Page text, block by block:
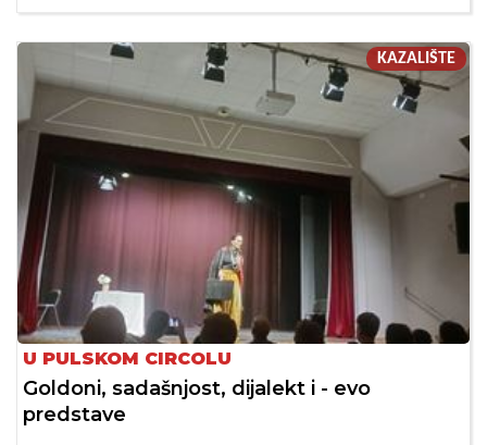
KAZALIŠTE
U PULSKOM CIRCOLU
Goldoni, sadašnjost, dijalekt i - evo
predstave